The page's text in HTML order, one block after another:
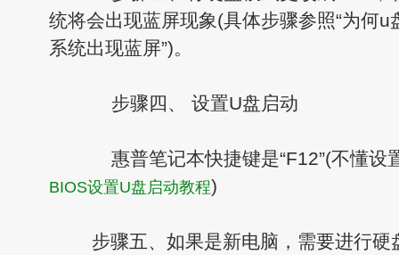
统将会出现蓝屏现象(具体步骤参照“为何
系统出现蓝屏”)。
步骤四、 设置U盘启动
惠普笔记本快捷键是“F12”(不懂设
BIOS设置U盘启动教程)
步骤五、如果是新电脑，需要进行硬